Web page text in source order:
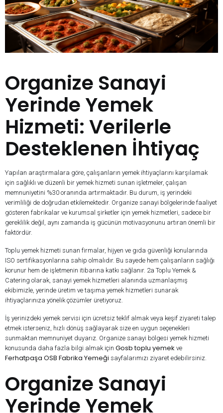
Organize Sanayi
Yerinde Yemek
Hizmeti: Verilerle
Desteklenen İhtiyaç
Yapılan araştırmalara göre, çalışanların yemek ihtiyaçlarını karşılamak
için sağlıklı ve düzenli bir yemek hizmeti sunan işletmeler, çalışan
memnuniyetini %30 oranında artırmaktadır. Bu durum, iş yerindeki
verimliliği de doğrudan etkilemektedir. Organize sanayi bölgelerinde faaliyet
gösteren fabrikalar ve kurumsal şirketler için yemek hizmetleri, sadece bir
gereklilik değil, aynı zamanda iş gücünün motivasyonunu artıran önemli bir
faktördür.
Toplu yemek hizmeti sunan firmalar, hijyen ve gıda güvenliği konularında
ISO sertifikasyonlarına sahip olmalıdır. Bu sayede hem çalışanların sağlığı
korunur hem de işletmenin itibarına katkı sağlanır. 2a Toplu Yemek &
Catering olarak, sanayi yemek hizmetleri alanında uzmanlaşmış
ekibimizle, yerinde üretim ve taşıma yemek hizmetleri sunarak
ihtiyaçlarınıza yönelik çözümler üretiyoruz.
İş yerinizdeki yemek servisi için ücretsiz teklif almak veya keşif ziyareti talep
etmek isterseniz, hızlı dönüş sağlayarak size en uygun seçenekleri
sunmaktan memnuniyet duyarız. Organize sanayi bölgesi yemek hizmeti
konusunda daha fazla bilgi almak için Gosb toplu yemek ve
Ferhatpaşa OSB Fabrika Yemeği sayfalarımızı ziyaret edebilirsiniz.
Organize Sanayi
Yerinde Yemek